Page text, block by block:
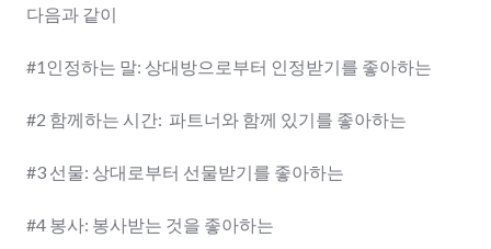
다음과 같이
#1인정하는 말: 상대방으로부터 인정받기를 좋아하는
#2 함께하는 시간: 파트너와 함께 있기를 좋아하는
#3 선물: 상대로부터 선물받기를 좋아하는
#4 봉사: 봉사받는 것을 좋아하는